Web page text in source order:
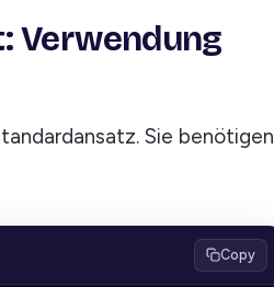
Verwendung
Sie benötigen
Copy